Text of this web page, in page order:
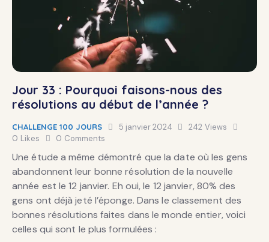
Jour 33 : Pourquoi faisons-nous des
résolutions au début de l’année ?
CHALLENGE 100 JOURS 5 janvier 2024 242 Views
0 Likes 0 Comments
Une étude a même démontré que la date où les gens
abandonnent leur bonne résolution de la nouvelle
année est le 12 janvier. Eh oui, le 12 janvier, 80% des
gens ont déjà jeté l’éponge. Dans le classement des
bonnes résolutions faites dans le monde entier, voici
celles qui sont le plus formulées :